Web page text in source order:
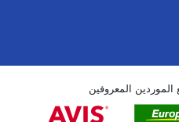
المعروفين